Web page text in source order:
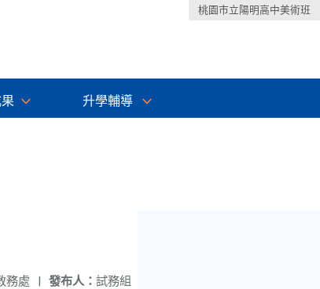
桃園市立陽明高中美術班
升學輔導
發布人： 試務組
務處 |